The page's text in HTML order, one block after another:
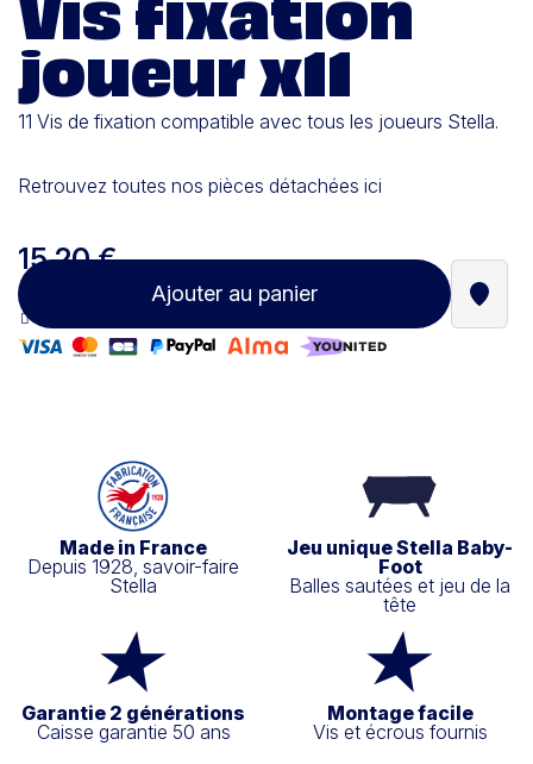
joueur x11
11 Vis de fixation compatible avec tous les joueurs Stella.
Retrouvez toutes nos pièces détachées ici
15,20 €
Ajouter au panier
Made in France
Depuis 1928, savoir-faire
Stella
Jeu unique Stella Baby-
Foot
Balles sautées et jeu de la
tête
Garantie 2 générations
Caisse garantie 50 ans
Montage facile
Vis et écrous fournis